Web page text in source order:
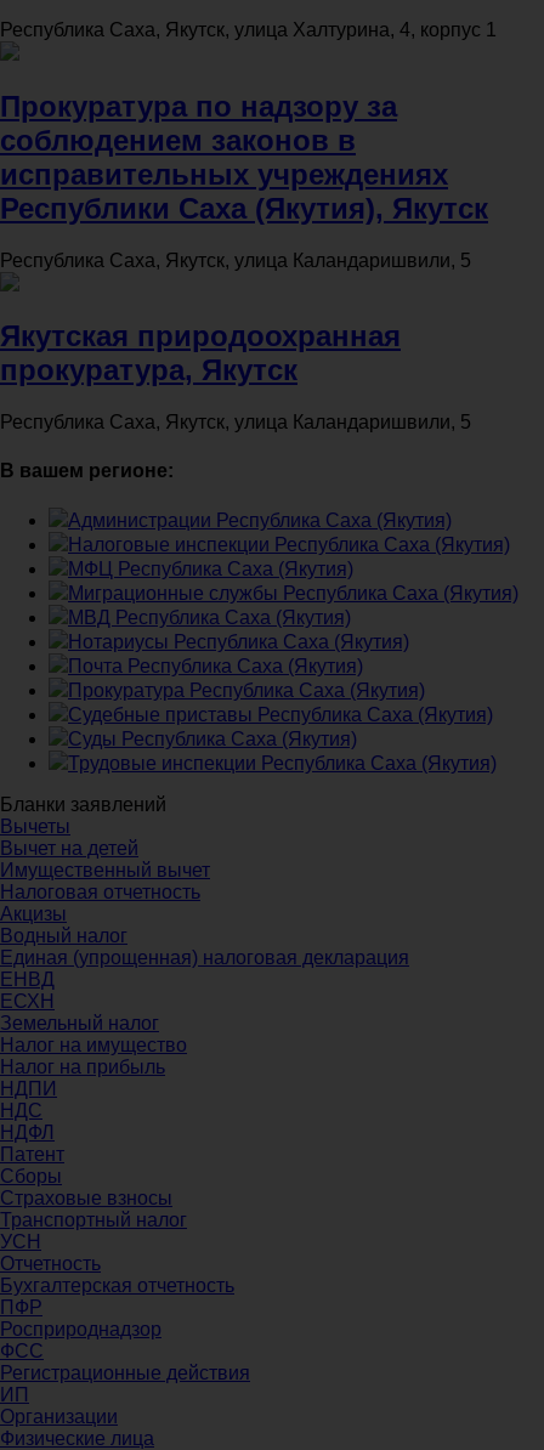
Республика Саха, Якутск, улица Халтурина, 4, корпус 1
Прокуратура по надзору за
соблюдением законов в
исправительных учреждениях
Республики Саха (Якутия), Якутск
Республика Саха, Якутск, улица Каландаришвили, 5
Якутская природоохранная
прокуратура, Якутск
Республика Саха, Якутск, улица Каландаришвили, 5
В вашем регионе:
Администрации Республика Саха (Якутия)
Налоговые инспекции Республика Саха (Якутия)
МФЦ Республика Саха (Якутия)
Миграционные службы Республика Саха (Якутия)
МВД Республика Саха (Якутия)
Нотариусы Республика Саха (Якутия)
Почта Республика Саха (Якутия)
Прокуратура Республика Саха (Якутия)
Судебные приставы Республика Саха (Якутия)
Суды Республика Саха (Якутия)
Трудовые инспекции Республика Саха (Якутия)
Бланки заявлений
Вычеты
Вычет на детей
Имущественный вычет
Налоговая отчетность
Акцизы
Водный налог
Единая (упрощенная) налоговая декларация
ЕНВД
ЕСХН
Земельный налог
Налог на имущество
Налог на прибыль
НДПИ
НДС
НДФЛ
Патент
Сборы
Страховые взносы
Транспортный налог
УСН
Отчетность
Бухгалтерская отчетность
ПФР
Росприроднадзор
ФСС
Регистрационные действия
ИП
Организации
Физические лица